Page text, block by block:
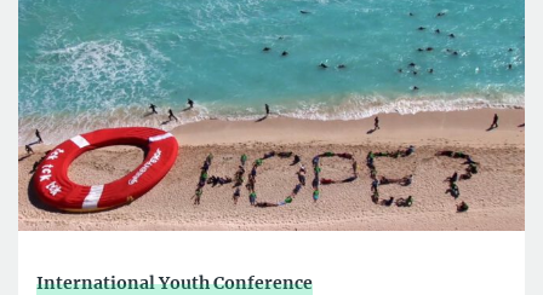
International Youth Conference